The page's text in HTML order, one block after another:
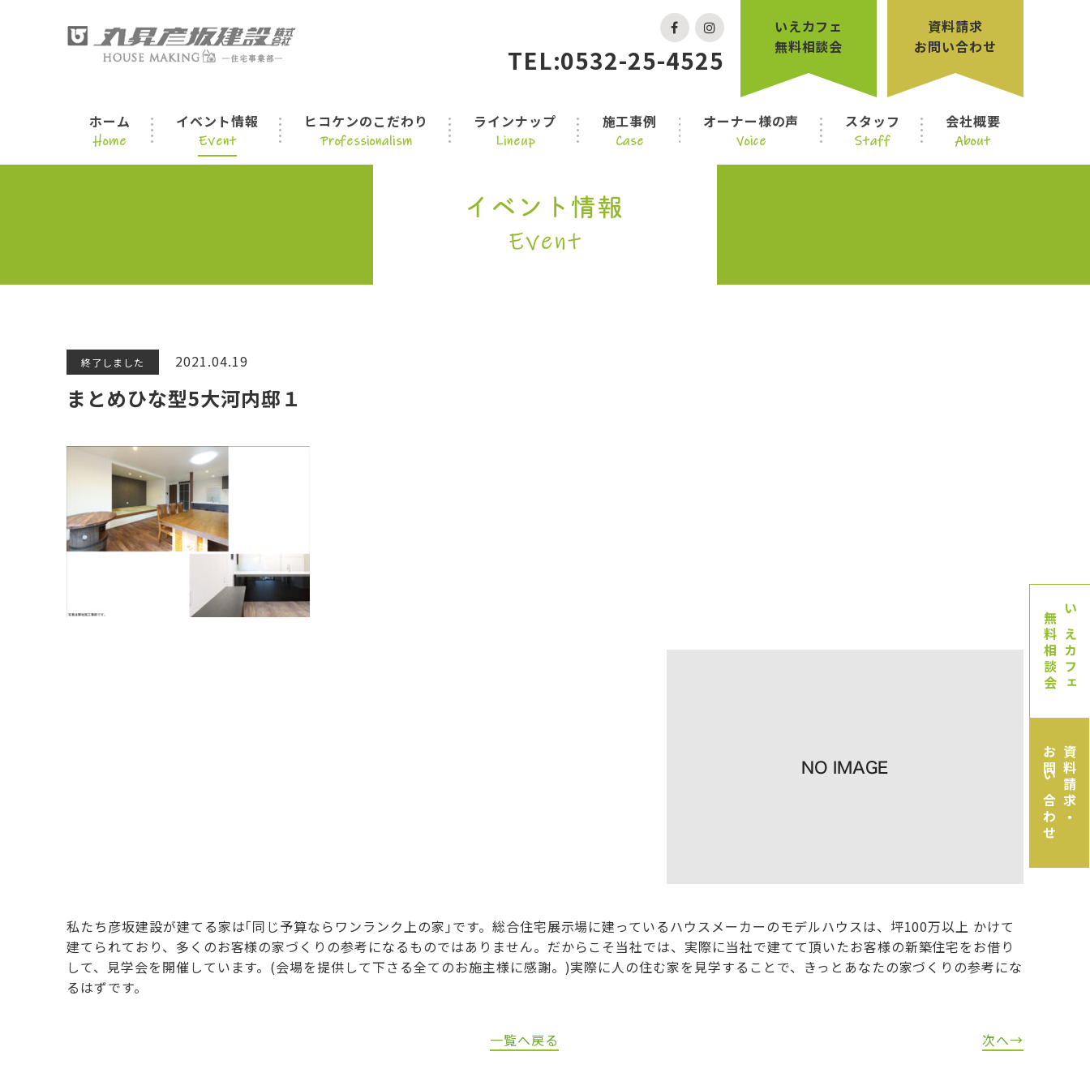
TEL:0532-25-4525
いえカフェ
無料相談会
資料請求
お問い合わせ
ホーム
Home
イベント情報
Event
ヒコケンのこだわり
Professionalism
ラインナップ
Lineup
施工事例
Case
オーナー様の声
Voice
スタッフ
Staff
会社概要
About
終了しました 2021.04.19
まとめひな型5大河内邸１
私たち彦坂建設が建てる家は｢同じ予算ならワンランク上の家｣です。総合住宅展示場に建っているハウスメーカーのモデルハウスは、坪100万以上 かけて
建てられており、多くのお客様の家づくりの参考になるものではありません。だからこそ当社では、実際に当社で建てて頂いたお客様の新築住宅をお借り
して、見学会を開催しています。(会場を提供して下さる全てのお施主様に感謝。)実際に人の住む家を見学することで、きっとあなたの家づくりの参考にな
るはずです。
一覧へ戻る 次へ→
いえカフェ
無料相談会
資料請求・
お問い合わせ